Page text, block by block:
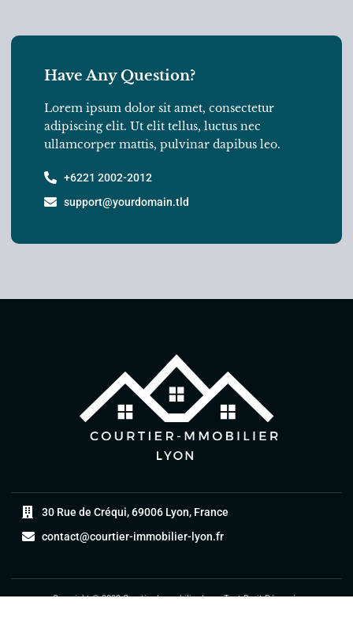
Have Any Question?
Lorem ipsum dolor sit amet, consectetur
adipiscing elit. Ut elit tellus, luctus nec
ullamcorper mattis, pulvinar dapibus leo.
+6221 2002-2012
support@yourdomain.tld
30 Rue de Créqui, 69006 Lyon, France
contact@courtier-immobilier-lyon.fr
Copyright © 2022 Courtier Immobilier Lyon, Tout Droit Réservés